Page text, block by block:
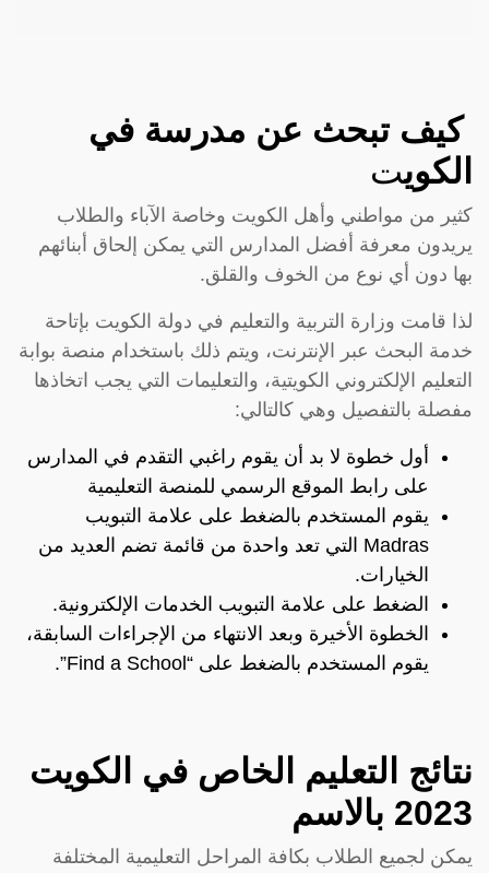
كيف تبحث عن مدرسة في
الكويت
كثير من مواطني وأهل الكويت وخاصة الآباء والطلاب
يريدون معرفة أفضل المدارس التي يمكن إلحاق أبنائهم
بها دون أي نوع من الخوف والقلق.
لذا قامت وزارة التربية والتعليم في دولة الكويت بإتاحة
خدمة البحث عبر الإنترنت، ويتم ذلك باستخدام منصة بوابة
التعليم الإلكتروني الكويتية، والتعليمات التي يجب اتخاذها
مفصلة بالتفصيل وهي كالتالي:
أول خطوة لا بد أن يقوم راغبي التقدم في المدارس
على رابط الموقع الرسمي للمنصة التعليمية
يقوم المستخدم بالضغط على علامة التبويب
Madras التي تعد واحدة من قائمة تضم العديد من
الخيارات.
الضغط على علامة التبويب الخدمات الإلكترونية.
الخطوة الأخيرة وبعد الانتهاء من الإجراءات السابقة،
يقوم المستخدم بالضغط على “Find a School”.
نتائج التعليم الخاص في الكويت
2023 بالاسم
يمكن لجميع الطلاب بكافة المراحل التعليمية المختلفة